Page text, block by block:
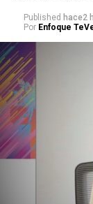
Published hace2
Por Enfoque